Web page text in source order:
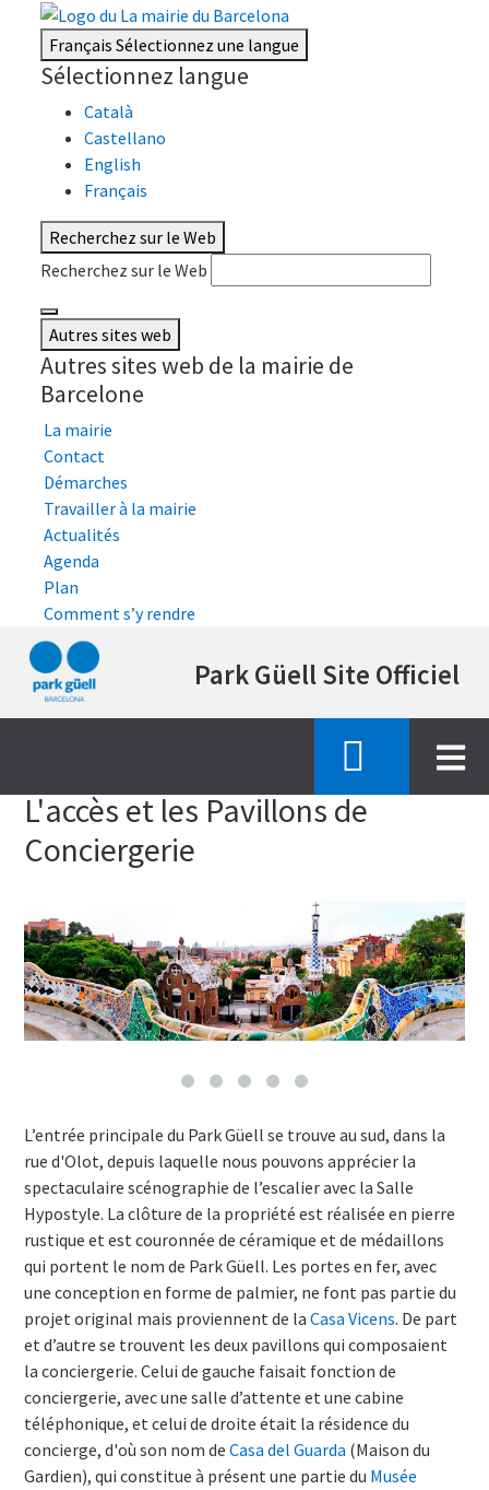
FrançaisSélectionnez une langue
Sélectionnez langue
Català
Castellano
English
Français
Recherchez sur le Web
Recherchez sur le Web
Autres sites web
Autres sites web de la mairie de
Barcelone
La mairie
Contact
Démarches
Travailler à la mairie
Actualités
Agenda
Plan
Comment s’y rendre
au
principal
Park Güell Site Officiel
L'accès et les Pavillons de
Conciergerie
L’entrée principale du Park Güell se trouve au sud, dans la
rue d'Olot, depuis laquelle nous pouvons apprécier la
spectaculaire scénographie de l’escalier avec la Salle
Hypostyle. La clôture de la propriété est réalisée en pierre
rustique et est couronnée de céramique et de médaillons
qui portent le nom de Park Güell. Les portes en fer, avec
une conception en forme de palmier, ne font pas partie du
projet original mais proviennent de laCasa Vicens. De part
et d’autre se trouvent les deux pavillons qui composaient
la conciergerie. Celui de gauche faisait fonction de
conciergerie, avec une salle d’attente et une cabine
téléphonique, et celui de droite était la résidence du
concierge, d'où son nom deCasa del Guarda (Maison du
Gardien), qui constitue à présent une partie du Musée